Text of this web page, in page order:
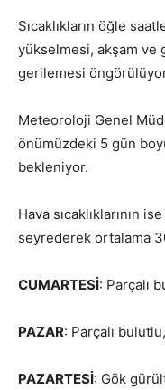
Sıcaklıkların öğle
yükselmesi, akşam ve
gerilemesi
Meteoroloji Genel
önümüzdeki 5 gün
bekleniyor.
Hava sıcaklıklarının
seyrederek ortalama
CUMARTESİ: Parçalı
PAZAR: Parçalı
PAZARTESİ: Gök